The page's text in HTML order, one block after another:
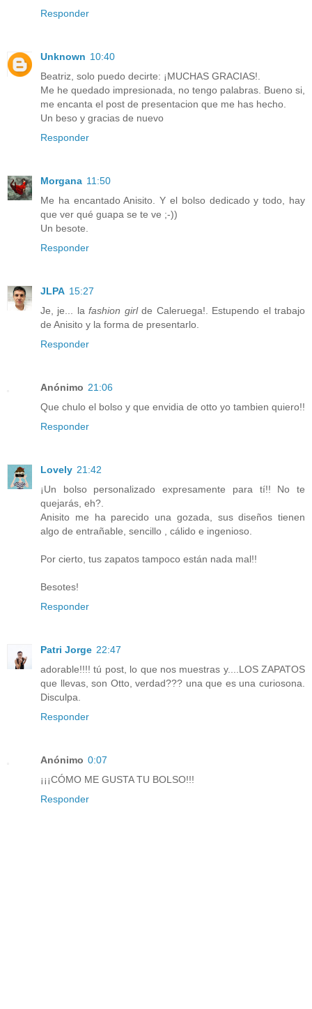
Responder
Unknown 10:40
Beatriz, solo puedo decirte: ¡MUCHAS GRACIAS!.
Me he quedado impresionada, no tengo palabras. Bueno si,
me encanta el post de presentacion que me has hecho.
Un beso y gracias de nuevo
Responder
Morgana 11:50
Me ha encantado Anisito. Y el bolso dedicado y todo, hay
que ver qué guapa se te ve ;-))
Un besote.
Responder
JLPA 15:27
Je, je... lafashion girlde Caleruega!. Estupendo el trabajo
de Anisito y la forma de presentarlo.
Responder
Anónimo 21:06
Que chulo el bolso y que envidia de otto yo tambien quiero!!
Responder
Lovely 21:42
¡Un bolso personalizado expresamente para tí!! No te
quejarás, eh?.
Anisito me ha parecido una gozada, sus diseños tienen
algo de entrañable, sencillo , cálido e ingenioso.
Por cierto, tus zapatos tampoco están nada mal!!
Besotes!
Responder
Patri Jorge 22:47
adorable!!!! tú post, lo que nos muestras y....LOS ZAPATOS
que llevas, son Otto, verdad??? una que es una curiosona.
Disculpa.
Responder
Anónimo 0:07
¡¡¡CÓMO ME GUSTA TU BOLSO!!!
Responder